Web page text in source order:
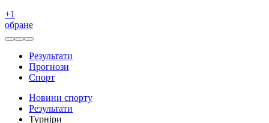
+1
обране
Результати
Прогнози
Спорт
Новини спорту
Результати
Турніри